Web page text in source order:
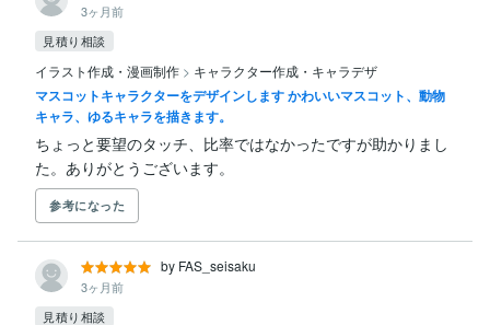
3ヶ月前
見積り相談
イラスト作成・漫画制作 > キャラクター作成・キャラデザ
マスコットキャラクターをデザインします かわいいマスコット、動物
キャラ、ゆるキャラを描きます。
ちょっと要望のタッチ、比率ではなかったですが助かりまし
た。ありがとうございます。
参考になった
by FAS_seisaku
3ヶ月前
見積り相談